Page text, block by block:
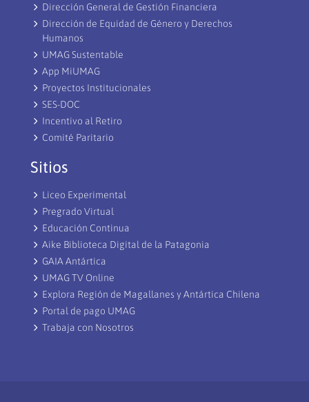
Dirección General de Gestión Financiera
Dirección de Equidad de Género y Derechos
Humanos
UMAG Sustentable
App MiUMAG
Proyectos Institucionales
SES-DOC
Incentivo al Retiro
Comité Paritario
Sitios
Liceo Experimental
Pregrado Virtual
Educación Continua
Aike Biblioteca Digital de la Patagonia
GAIA Antártica
UMAG TV Online
Explora Región de Magallanes y Antártica Chilena
Portal de pago UMAG
Trabaja con Nosotros